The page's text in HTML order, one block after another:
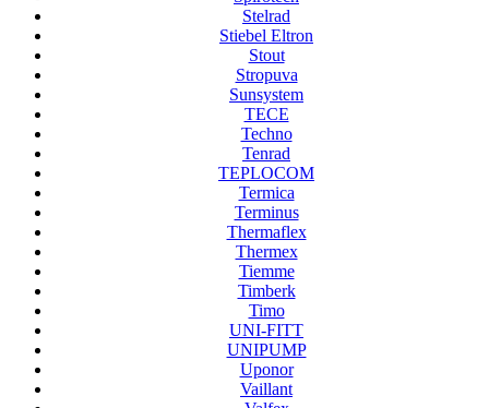
Stelrad
Stiebel Eltron
Stout
Stropuva
Sunsystem
TECE
Techno
Tenrad
TEPLOCOM
Termica
Terminus
Thermaflex
Thermex
Tiemme
Timberk
Timo
UNI-FITT
UNIPUMP
Uponor
Vaillant